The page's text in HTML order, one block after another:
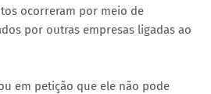
ocorreram por meio de
por outras empresas ligadas ao
em petição que ele não pode